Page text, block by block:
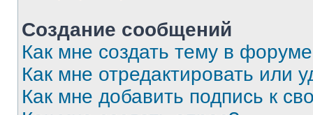
Создание сообщений
Как мне создать тему в
Как мне отредактировать или
Как мне добавить подпись к